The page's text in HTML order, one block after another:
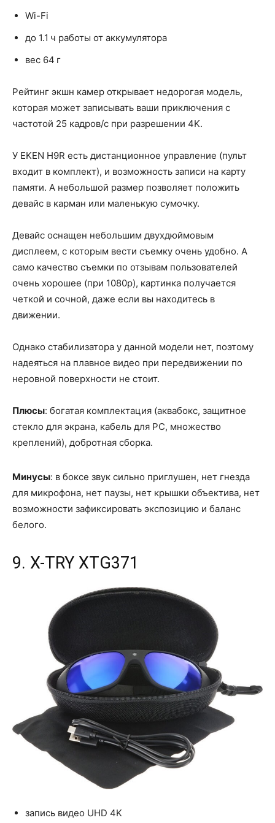
Wi-Fi
до 1.1 ч работы от аккумулятора
вес 64 г
Рейтинг экшн камер открывает недорогая модель,
которая может записывать ваши приключения с
частотой 25 кадров/с при разрешении 4K.
У EKEN H9R есть дистанционное управление (пульт
входит в комплект), и возможность записи на карту
памяти. А небольшой размер позволяет положить
девайс в карман или маленькую сумочку.
Девайс оснащен небольшим двухдюймовым
дисплеем, с которым вести съемку очень удобно. А
само качество съемки по отзывам пользователей
очень хорошее (при 1080p), картинка получается
четкой и сочной, даже если вы находитесь в
движении.
Однако стабилизатора у данной модели нет, поэтому
надеяться на плавное видео при передвижении по
неровной поверхности не стоит.
Плюсы: богатая комплектация (аквабокс, защитное
стекло для экрана, кабель для PC, множество
креплений), добротная сборка.
Минусы: в боксе звук сильно приглушен, нет гнезда
для микрофона, нет паузы, нет крышки объектива, нет
возможности зафиксировать экспозицию и баланс
белого.
9. X-TRY XTG371
запись видео UHD 4K